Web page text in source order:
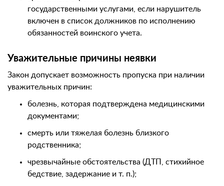
государственными услугами, если нарушитель
включен в список должников по исполнению
обязанностей воинского учета.
Уважительные причины неявки
Закон допускает возможность пропуска при наличии
уважительных причин:
болезнь, которая подтверждена медицинскими
документами;
смерть или тяжелая болезнь близкого
родственника;
чрезвычайные обстоятельства (ДТП, стихийное
бедствие, задержание и т. п.);